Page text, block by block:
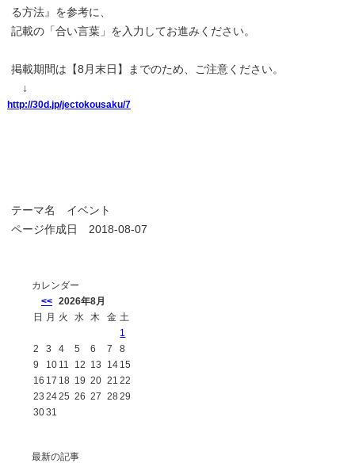
る方法』を参考に、
記載の「合い言葉」を入力してお進みください。
掲載期間は【8月末日】までのため、ご注意ください。
↓
http://30d.jp/jectokousaku/7
テーマ名 イベント
ページ作成日 2018-08-07
カレンダー
<<
2026年8月
日 月 火 水 木 金 土
1
2
3 4 5 6 7
8
9
10 11 12 13 14 15
16 17 18 19 20 21 22
23 2425 26 27 2829
3031
最新の記事